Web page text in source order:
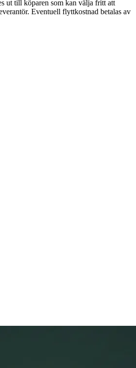
ut till köparen som kan välja fritt att
Eventuell flyttkostnad betalas av